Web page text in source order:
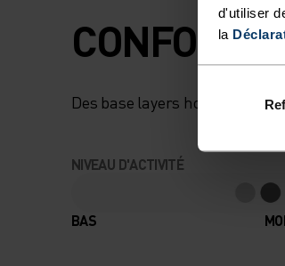
d'utiliser
la
CONFORT
Des base layers hors pair qui
NIVEAU D'ACTIVITÉ
BAS